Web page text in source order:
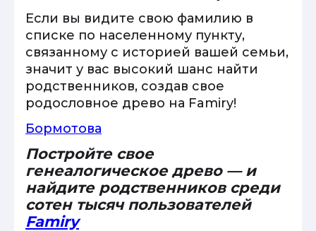
Если вы видите свою фамилию в
списке по населенному пункту,
связанному с историей вашей семьи,
значит у вас высокий шанс найти
родственников, создав свое
родословное древо на Famiry!
Бормотова
Постройте свое
генеалогическое древо — и
найдите родственников среди
сотен тысяч пользователей
Famiry